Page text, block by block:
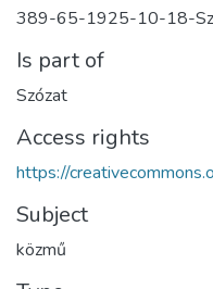
389-65-1925-10-18-
Is part of
Szózat
Access rights
https://
Subject
közmű